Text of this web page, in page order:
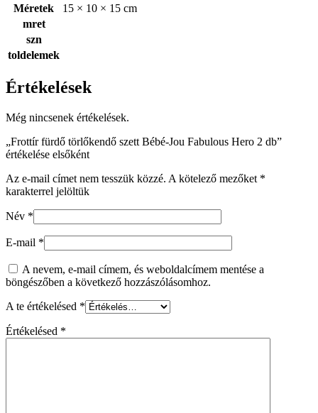
Méretek
15 × 10 × 15 cm
mret
szn
toldelemek
Értékelések
Még nincsenek értékelések.
„Frottír fürdő törlőkendő szett Bébé-Jou Fabulous Hero 2 db”
értékelése elsőként
Az e-mail címet nem tesszük közzé. A kötelező mezőket *
karakterrel jelöltük
Név *
E-mail *
A nevem, e-mail címem, és weboldalcímem mentése a
böngészőben a következő hozzászólásomhoz.
A te értékelésed *
Értékelésed *